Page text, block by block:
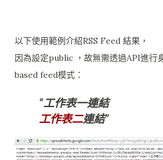
以下使用範例介紹RSS Feed 結果，
因為設定public ，故無需透過API進行
based feed模式：
工作表一連結
工作表二連結